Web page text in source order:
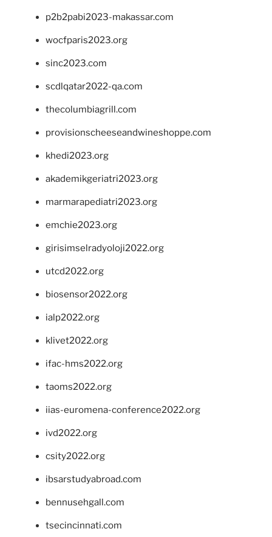
p2b2pabi2023-makassar.com
wocfparis2023.org
sinc2023.com
scdlqatar2022-qa.com
thecolumbiagrill.com
provisionscheeseandwineshoppe.com
khedi2023.org
akademikgeriatri2023.org
marmarapediatri2023.org
emchie2023.org
girisimselradyoloji2022.org
utcd2022.org
biosensor2022.org
ialp2022.org
klivet2022.org
ifac-hms2022.org
taoms2022.org
iias-euromena-conference2022.org
ivd2022.org
csity2022.org
ibsarstudyabroad.com
bennusehgall.com
tsecincinnati.com